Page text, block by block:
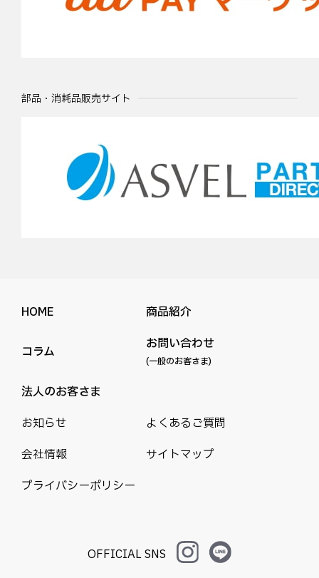
部品・消耗品販売サイト
HOME 商品紹介
コラム お問い合わせ
(一般のお客さま)
法人のお客さま
お知らせ
よくあるご質問
会社情報
サイトマップ
プライバシーポリシー
OFFICIAL SNS